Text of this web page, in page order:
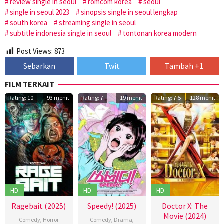
single in seoul 2023
sinopsis single in seoul lengkap
south korea
streaming single in seoul
subtitle indonesia single in seoul
tontonan korea modern
Post Views: 873
Sebarkan Twit
Tambah +1
FILM TERKAIT
Rating: 10 93 menit
HD
Ragebait (2025)
Comedy, Horror
Rating: 7 19 menit
HD
Speedy! (2025)
Comedy, Drama,
Rating: 7.5 128 menit
HD
Doctor X: The
Movie (2024)